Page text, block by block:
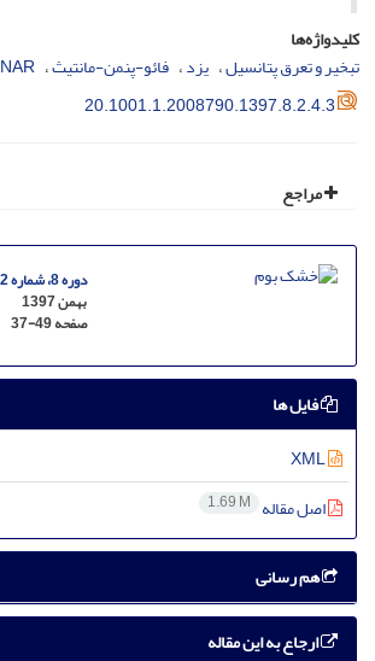
کلیدواژه‌ها
تبخیر و تعرق پتانسیل یزد فائو-پنمن-مانتیث NAR
20.1001.1.2008790.1397.8.2.4.3
مراجع
دوره 8، شماره 2
بهمن 1397
صفحه37-49
فایل ها
اصل مقاله 1.69 M
هم رسانی
ارجاع به این مقاله